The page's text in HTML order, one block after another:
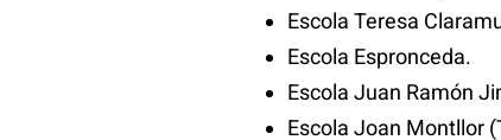
Escola Teresa
Escola Espronceda.
Escola Juan Ramón
Escola Joan Montllor